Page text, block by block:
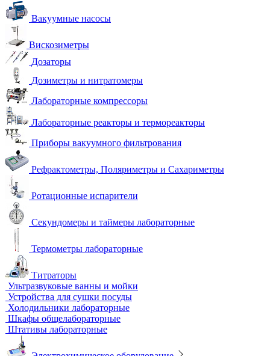
Вакуумные насосы
Вискозиметры
Дозаторы
Дозиметры и нитратомеры
Лабораторные компрессоры
Лабораторные реакторы и термореакторы
Приборы вакуумного фильтрования
Рефрактометры, Поляриметры и Сахариметры
Ротационные испарители
Секундомеры и таймеры лабораторные
Термометры лабораторные
Титраторы
Ультразвуковые ванны и мойки
Устройства для сушки посуды
Холодильники лабораторные